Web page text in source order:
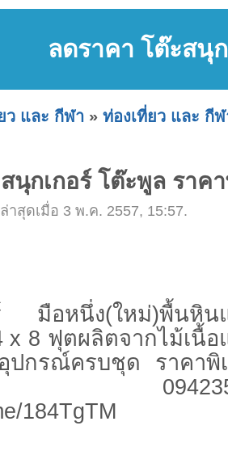
ลดราคา โต๊ะสนุ
ว และ กีฬา » ท่องเที่ยว และ กี
นุกเกอร์ โต๊ะพูล ราค
สุดเมื่อ 3 พ.ค. 2557, 15:57.
ร์ มือหนึ่ง(ใหม่)พื้นหิ
x 8 ฟุตผลิตจากไม้เนื้
ปกรณ์ครบชุด ราคาพิ
184TgTM